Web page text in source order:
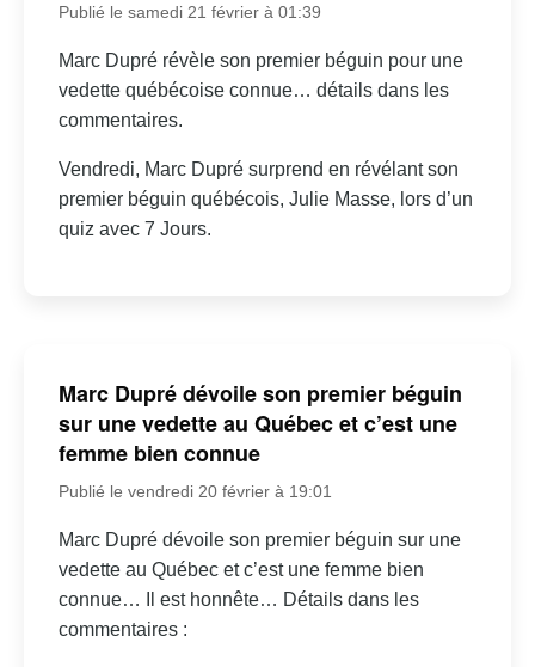
Publié le samedi 21 février à 01:39
Marc Dupré révèle son premier béguin pour une
vedette québécoise connue… détails dans les
commentaires.
Vendredi, Marc Dupré surprend en révélant son
premier béguin québécois, Julie Masse, lors d’un
quiz avec 7 Jours.
Marc Dupré dévoile son premier béguin
sur une vedette au Québec et c’est une
femme bien connue
Publié le vendredi 20 février à 19:01
Marc Dupré dévoile son premier béguin sur une
vedette au Québec et c’est une femme bien
connue… Il est honnête… Détails dans les
commentaires :